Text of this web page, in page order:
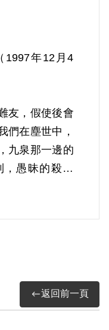
1997年12月4
友，假使後會
們在塵世中，
九泉那一邊的
愚昧的殺戮
的同伴，不要
是瞧那些為非
，比死去的，
得到，他們還
返回前一頁